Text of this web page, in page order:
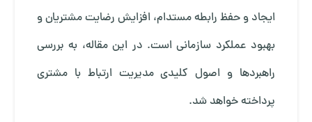
ایجاد و حفظ رابطه مستدام، افزایش رضایت مشتریان و
بهبود عملکرد سازمانی است. در این مقاله، به بررسی
راهبردها و اصول کلیدی مدیریت ارتباط با مشتری
پرداخته خواهد شد.